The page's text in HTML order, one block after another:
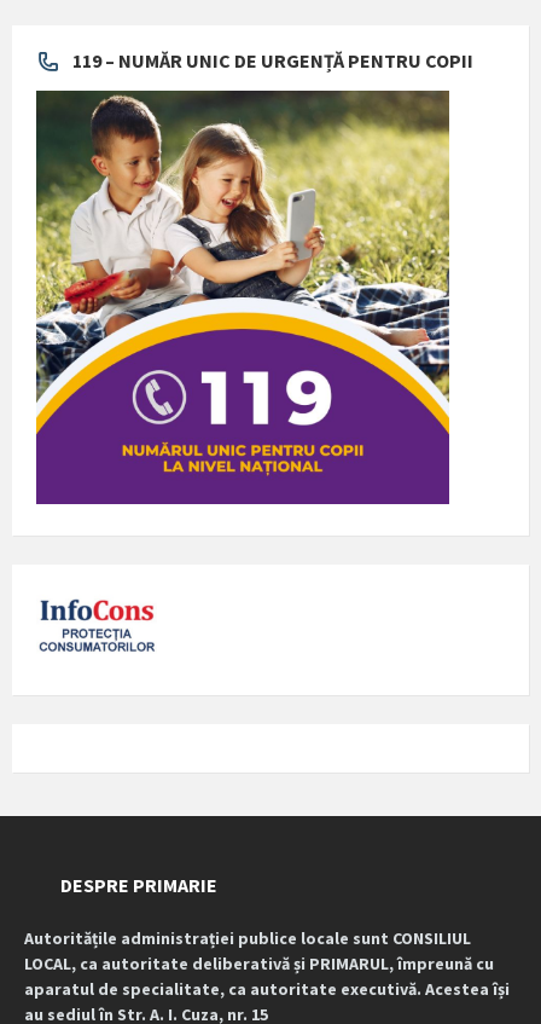
119 – NUMĂR UNIC DE URGENȚĂ PENTRU COPII
DESPRE PRIMARIE
Autoritățile administrației publice locale sunt CONSILIUL
LOCAL, ca autoritate deliberativă și PRIMARUL, împreună cu
aparatul de specialitate, ca autoritate executivă. Acestea își
au sediul în Str. A. I. Cuza, nr. 15